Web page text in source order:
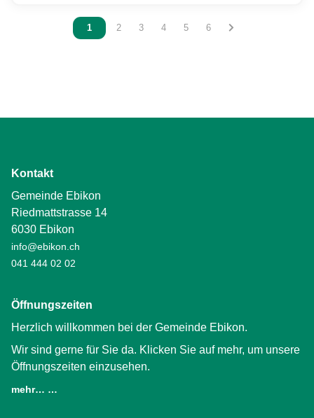
Vous êtes sur la page
1 Vous êtes sur la page
2 Vous êtes sur la page
3 Vous êtes sur la page
4 Vous êtes sur la page
5 Vous êtes sur la page
6
Kontakt
Gemeinde Ebikon
Riedmattstrasse 14
6030 Ebikon
info@ebikon.ch
041 444 02 02
Öffnungszeiten
Herzlich willkommen bei der Gemeinde Ebikon.
Wir sind gerne für Sie da. Klicken Sie auf mehr, um unsere
Öffnungszeiten einzusehen.
mehr… …